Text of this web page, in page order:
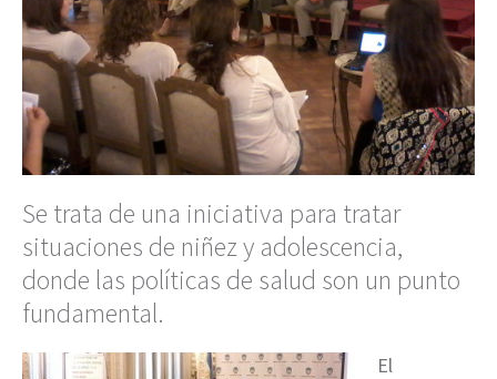
Se trata de una iniciativa para tratar
situaciones de niñez y adolescencia,
donde las políticas de salud son un punto
fundamental.
El